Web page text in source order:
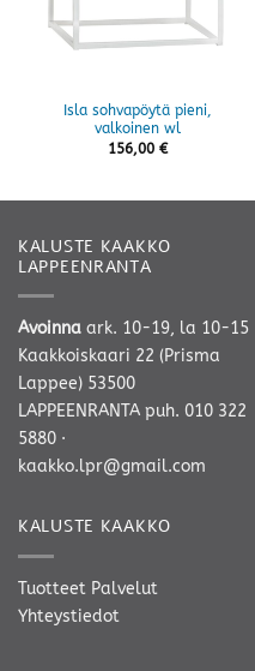
Isla sohvapöytä pieni,
valkoinen wl
156,00 €
KALUSTE KAAKKO
LAPPEENRANTA
Avoinna ark. 10-19, la 10-15
Kaakkoiskaari 22 (Prisma
Lappee) 53500
LAPPEENRANTA puh. 010 322
5880 ·
kaakko.lpr@gmail.com
KALUSTE KAAKKO
Tuotteet Palvelut
Yhteystiedot